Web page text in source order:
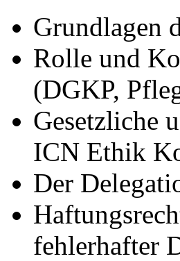
Grundlagen
Rolle und
(DGKP,
Gesetzliche
ICN Ethik
Der
fehlerhafter